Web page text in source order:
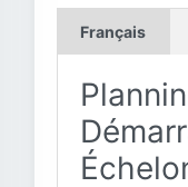
Français